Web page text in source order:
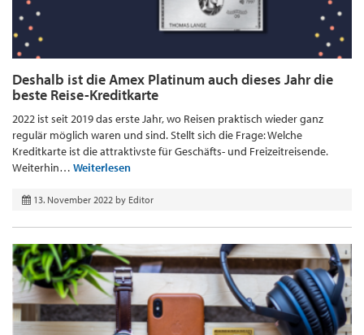
Deshalb ist die Amex Platinum auch dieses Jahr die
beste Reise-Kreditkarte
2022 ist seit 2019 das erste Jahr, wo Reisen praktisch wieder ganz
regulär möglich waren und sind. Stellt sich die Frage: Welche
Kreditkarte ist die attraktivste für Geschäfts- und Freizeitreisende.
Weiterhin… Weiterlesen
13. November 2022 by Editor